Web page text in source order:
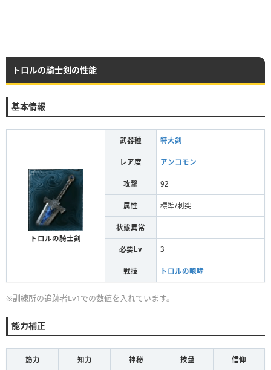
トロルの騎士剣の性能
基本情報
トロルの騎士剣
武器種 特大剣
レア度 アンコモン
攻撃 92
属性 標準/刺突
状態異常 -
必要Lv 3
戦技 トロルの咆哮
※訓練所の追跡者Lv1での数値を入れています。
能力補正
筋力 知力 神秘 技量 信仰